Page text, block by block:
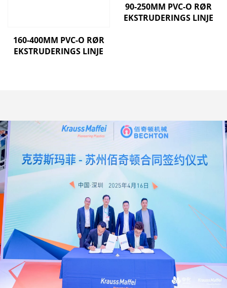
160-400MM PVC-O RØR
EKSTRUDERINGS LINJE
90-250MM PVC-O RØR
EKSTRUDERINGS LINJE